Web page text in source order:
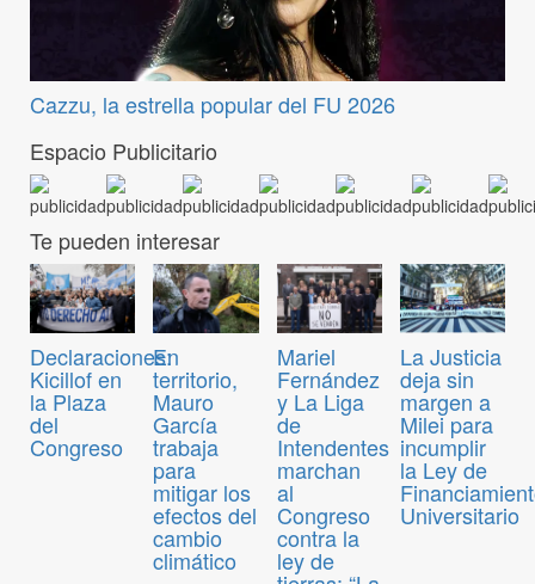
Cazzu, la estrella popular del FU 2026
Espacio Publicitario
Te pueden interesar
Declaraciones:
Kicillof en
la Plaza
del
Congreso
En
territorio,
Mauro
García
trabaja
para
mitigar los
efectos del
cambio
climático
Mariel
Fernández
y La Liga
de
Intendentes
marchan
al
Congreso
contra la
ley de
La Justicia
deja sin
margen a
Milei para
incumplir
la Ley de
Universitario